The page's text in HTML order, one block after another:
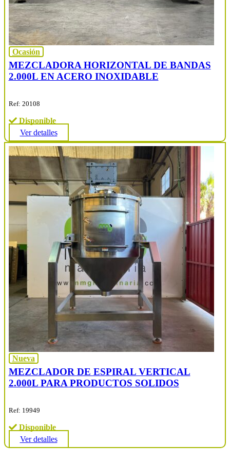
Ocasión
MEZCLADORA HORIZONTAL DE BANDAS
2.000L EN ACERO INOXIDABLE
Ref: 20108
Disponible
Ver detalles
Nueva
MEZCLADOR DE ESPIRAL VERTICAL
2.000L PARA PRODUCTOS SOLIDOS
Ref: 19949
Disponible
Ver detalles